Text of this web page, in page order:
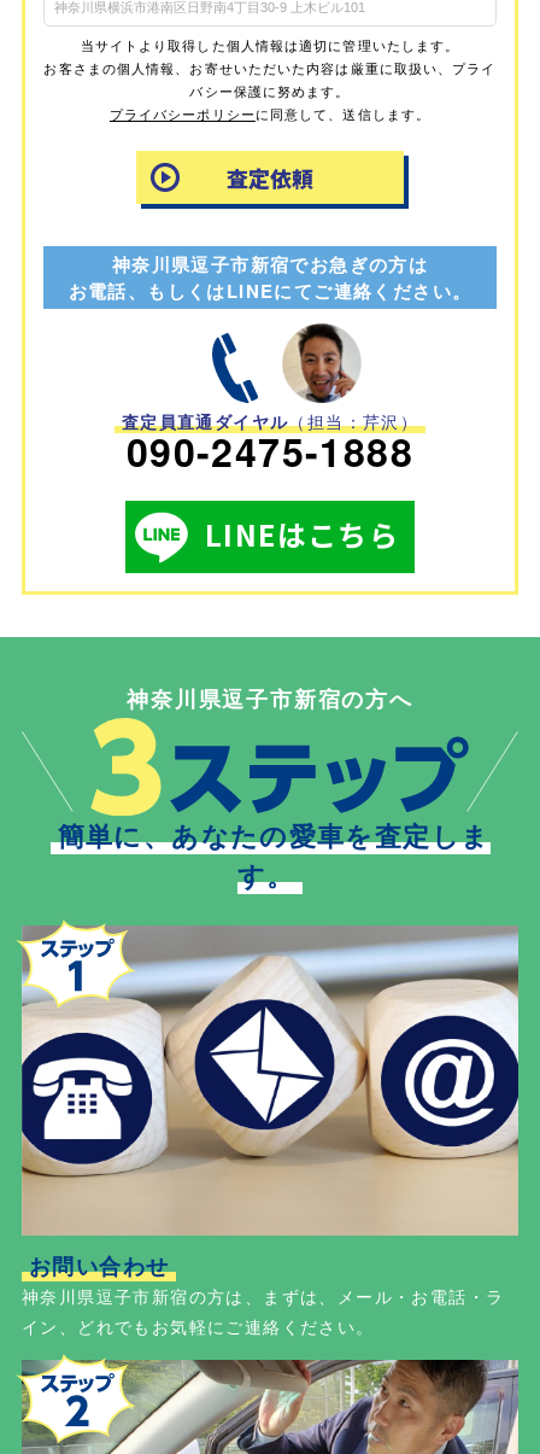
当サイトより取得した個人情報は適切に管理いたします。
お客さまの個人情報、お寄せいただいた内容は厳重に取扱い、プライ
バシー保護に努めます。
プライバシーポリシーに同意して、送信します。
神奈川県逗子市新宿でお急ぎの方は
お電話、もしくはLINEにてご連絡ください。
査定員直通ダイヤル（担当：芹沢）
090-2475-1888
LINEはこちら
神奈川県逗子市新宿の方へ
簡単に、あなたの愛車を査定しま
す。
お問い合わせ
神奈川県逗子市新宿の方は、まずは、メール・お電話・ラ
イン、どれでもお気軽にご連絡ください。